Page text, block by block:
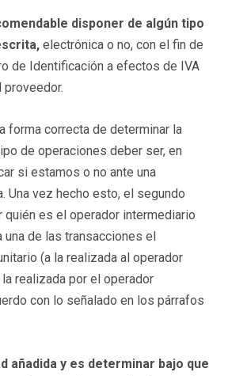
disponer de algún tipo
electrónica o no, con el fin de
de Identificación a efectos de IVA
proveedor.
forma correcta de determinar la
de operaciones deber ser, en
si estamos o no ante una
Una vez hecho esto, el segundo
es el operador intermediario
una de las transacciones el
(a la realizada al operador
realizada por el operador
con lo señalado en los párrafos
añadida y es determinar bajo que